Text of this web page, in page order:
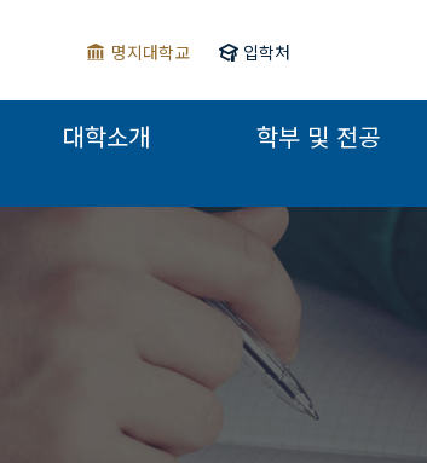
명지대학교 입학처
대학소개 학부 및 전공